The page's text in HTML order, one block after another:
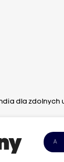
dla zdolnych
A